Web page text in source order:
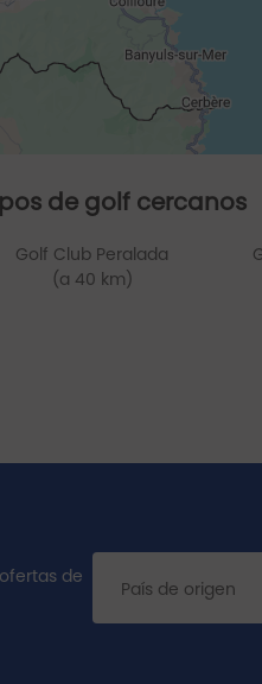
de golf cercanos
Golf Club Peralada
(a 40 km)
de